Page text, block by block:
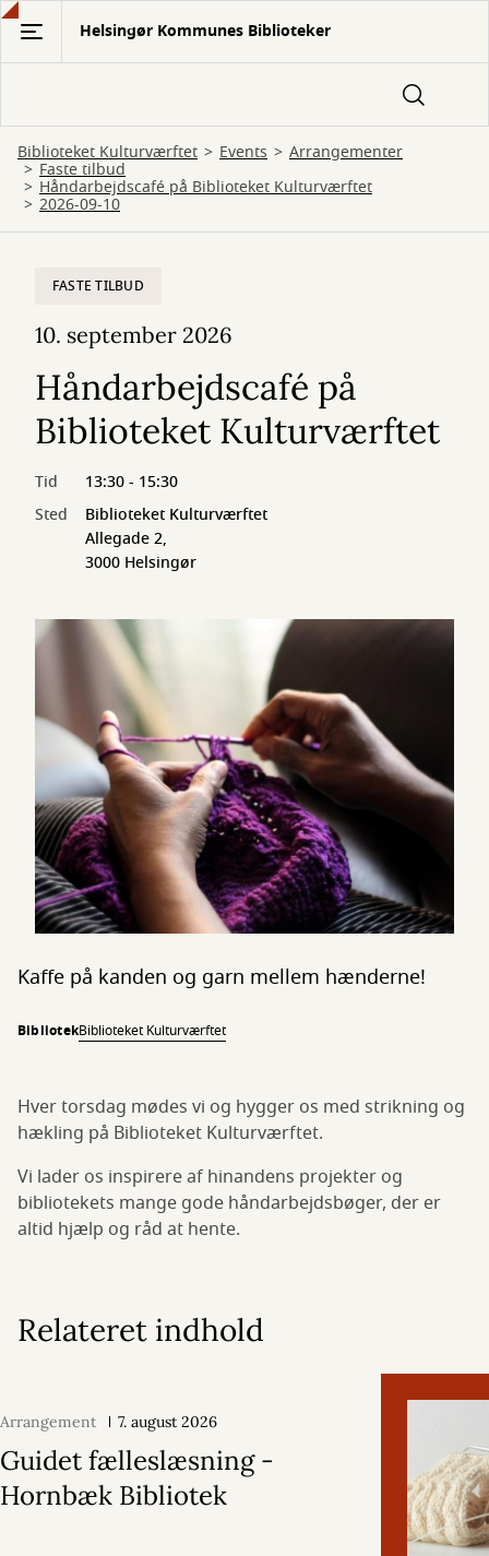
Gå
hovedindhold
Helsingør Kommunes Biblioteker
Biblioteket Kulturværftet Events Arrangementer
Faste tilbud
Håndarbejdscafé på Biblioteket Kulturværftet
2026-09-10
FASTE TILBUD
10. september 2026
Håndarbejdscafé på
Biblioteket Kulturværftet
Tid
13:30 - 15:30
Sted
Biblioteket Kulturværftet
Allegade 2,
3000 Helsingør
Kaffe på kanden og garn mellem hænderne!
BibliotekBiblioteket Kulturværftet
Hver torsdag mødes vi og hygger os med strikning og
hækling på Biblioteket Kulturværftet.
Vi lader os inspirere af hinandens projekter og
bibliotekets mange gode håndarbejdsbøger, der er
altid hjælp og råd at hente.
Relateret indhold
Arrangement 7. august 2026
Guidet fælleslæsning -
Hornbæk Bibliotek